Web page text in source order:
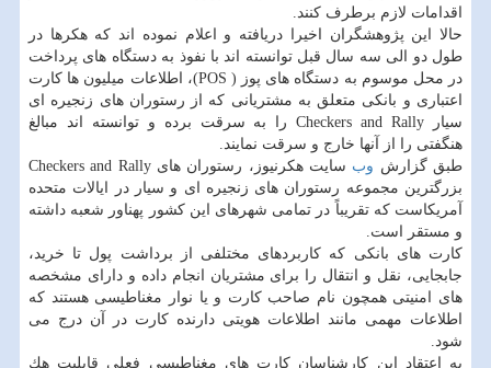
اقدامات لازم برطرف كنند.
حالا این پژوهشگران اخیرا دریافته و اعلام نموده اند كه هكرها در
طول دو الی سه سال قبل توانسته اند با نفوذ به دستگاه های پرداخت
در محل موسوم به دستگاه های پوز ( POS)، اطلاعات میلیون ها كارت
اعتباری و بانكی متعلق به مشتریانی كه از رستوران های زنجیره ای
سیار Checkers and Rally را به سرقت برده و توانسته اند مبالغ
هنگفتی را از آنها خارج و سرقت نمایند.
طبق گزارش وب
سایت هكرنیوز، رستوران های Checkers and Rally
بزرگترین مجموعه رستوران های زنجیره ای و سیار در ایالات متحده
آمریكاست كه تقریباً در تمامی شهرهای این كشور پهناور شعبه داشته
و مستقر است.
كارت های بانكی كه كاربردهای مختلفی از برداشت پول تا خرید،
جابجایی، نقل و انتقال را برای مشتریان انجام داده و دارای مشخصه
های امنیتی همچون نام صاحب كارت و یا نوار مغناطیسی هستند كه
اطلاعات مهمی مانند اطلاعات هویتی دارنده كارت در آن درج می
شود.
به اعتقاد این كارشناسان كارت های مغناطیسی فعلی قابلیت هك